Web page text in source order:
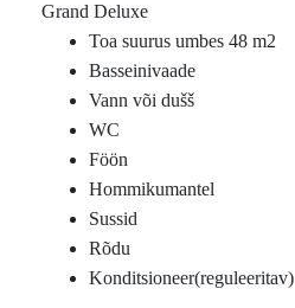
Grand Deluxe
Toa suurus umbes 48 m2
Basseinivaade
Vann või dušš
WC
Föön
Hommikumantel
Sussid
Rõdu
Konditsioneer(reguleeritav)